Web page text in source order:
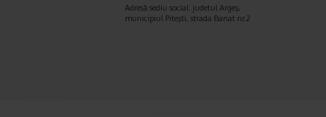
Adresă sediu social: judetul Argeş,
municipiul Piteşti, strada Banat nr.2